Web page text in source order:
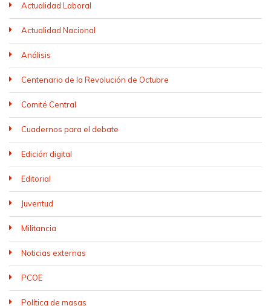
Actualidad Laboral
Actualidad Nacional
Análisis
Centenario de la Revolución de Octubre
Comité Central
Cuadernos para el debate
Edición digital
Editorial
Juventud
Militancia
Noticias externas
PCOE
Política de masas